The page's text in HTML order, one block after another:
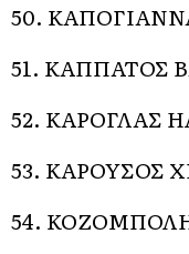
50.
51. ΚΑΠΠΑΤΟΣ
52. ΚΑΡΟΓΛΑΣ
53. ΚΑΡΟΥΣΟΣ
54. ΚΟΖΟΜΠΟΛΗ